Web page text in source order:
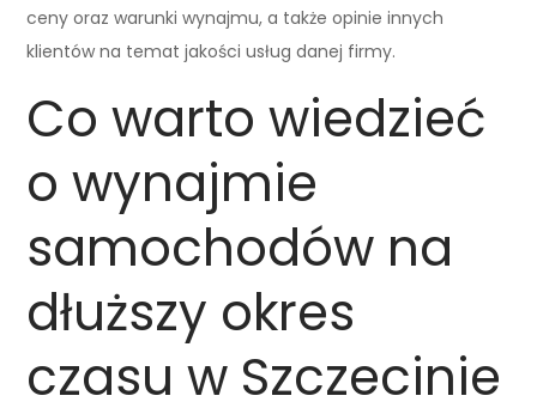
ceny oraz warunki wynajmu, a także opinie innych
klientów na temat jakości usług danej firmy.
Co warto wiedzieć
o wynajmie
samochodów na
dłuższy okres
czasu w Szczecinie